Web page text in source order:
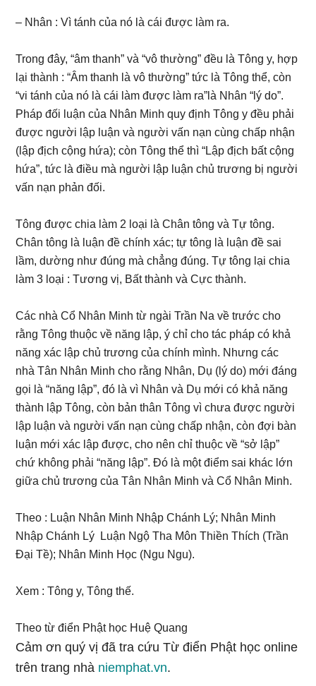
– Nhân : Vì tánh của nó là cái được làm ra.
Trong đây, “âm thanh” và “vô thường” đều là Tông y, hợp
lại thành : “Âm thanh là vô thường” tức là Tông thể, còn
“vi tánh của nó là cái làm được làm ra”là Nhân “lý do”.
Pháp đối luận của Nhân Minh quy định Tông y đều phải
được người lập luận và người vấn nạn cùng chấp nhận
(lập địch cộng hứa); còn Tông thể thì “Lập địch bất cộng
hứa”, tức là điều mà người lập luận chủ trương bị người
vấn nạn phản đối.
Tông được chia làm 2 loại là Chân tông và Tự tông.
Chân tông là luận đề chính xác; tự tông là luận đề sai
lầm, dường như đúng mà chẳng đúng. Tự tông lại chia
làm 3 loại : Tương vị, Bất thành và Cực thành.
Các nhà Cổ Nhân Minh từ ngài Trần Na về trước cho
rằng Tông thuộc về năng lập, ý chỉ cho tác pháp có khả
năng xác lập chủ trương của chính mình. Nhưng các
nhà Tân Nhân Minh cho rằng Nhân, Dụ (lý do) mới đáng
gọi là “năng lập”, đó là vì Nhân và Dụ mới có khả năng
thành lập Tông, còn bản thân Tông vì chưa được người
lập luận và người vấn nạn cùng chấp nhận, còn đợi bàn
luận mới xác lập được, cho nên chỉ thuộc về “sở lập”
chứ không phải “năng lập”. Đó là một điểm sai khác lớn
giữa chủ trương của Tân Nhân Minh và Cổ Nhân Minh.
Theo : Luận Nhân Minh Nhập Chánh Lý; Nhân Minh
Nhập Chánh Lý Luận Ngộ Tha Môn Thiền Thích (Trần
Đại Tề); Nhân Minh Học (Ngu Ngu).
Xem : Tông y, Tông thế.
Theo từ điển Phật học Huệ Quang
Cảm ơn quý vị đã tra cứu Từ điển Phật học online
trên trang nhà niemphat.vn.